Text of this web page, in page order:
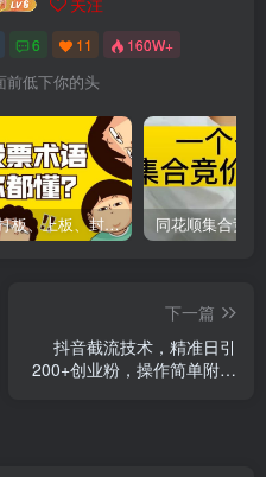
6 11 160W+
前低下你的头
股票打板、上板、封板、翘板、炸板是什么意思？炒股你必须懂的暗语！
下一篇
抖音截流技术，精准日引
200+创业粉，操作简单附赠